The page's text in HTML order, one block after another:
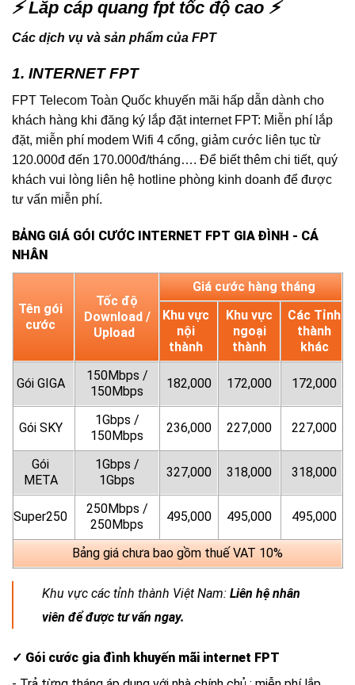
⚡ Lắp cáp quang fpt tốc độ cao ⚡
Các dịch vụ và sản phẩm của FPT
1. INTERNET FPT
FPT Telecom Toàn Quốc khuyến mãi hấp dẫn dành cho
khách hàng khi đăng ký lắp đặt internet FPT: Miễn phí lắp
đặt, miễn phí modem Wifi 4 cổng, giảm cước liên tục từ
120.000đ đến 170.000đ/tháng…. Để biết thêm chi tiết, quý
khách vui lòng liên hệ hotline phòng kinh doanh để được
tư vấn miễn phí.
BẢNG GIÁ GÓI CƯỚC INTERNET FPT GIA ĐÌNH - CÁ
NHÂN
Tên gói
cước
Tốc độ
Download /
Upload
Giá cước hàng tháng
Khu vực
nội
thành
Khu vực
ngoại
thành
Các Tỉnh
thành
khác
Gói GIGA
150Mbps /
150Mbps
182,000 172,000 172,000
Gói SKY
1Gbps /
150Mbps
236,000 227,000 227,000
Gói
META
1Gbps /
1Gbps
327,000 318,000 318,000
Super250
250Mbps /
250Mbps
495,000 495,000 495,000
Bảng giá chưa bao gồm thuế VAT 10%
Khu vực các tỉnh thành Việt Nam: Liên hệ nhân
viên để được tư vấn ngay.
✓ Gói cước gia đình khuyến mãi internet FPT